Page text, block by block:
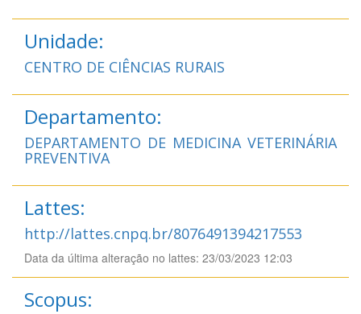
Unidade:
CENTRO DE CIÊNCIAS RURAIS
Departamento:
DEPARTAMENTO DE MEDICINA VETERINÁRIA
PREVENTIVA
Lattes:
http://lattes.cnpq.br/8076491394217553
Data da última alteração no lattes: 23/03/2023 12:03
Scopus: